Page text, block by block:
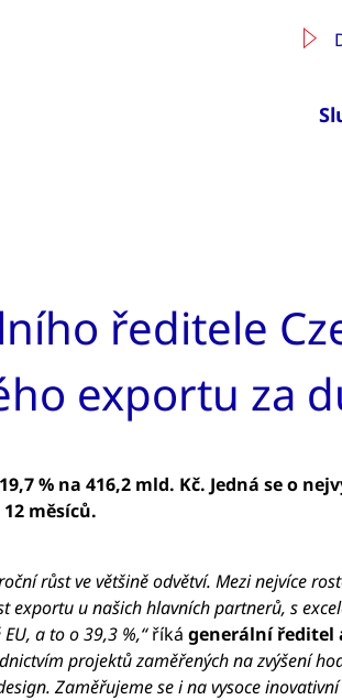
ředitele
exportu za
% na 416,2 mld. Kč. Jedná se o
měsíců.
růst ve většině odvětví. Mezi nejvíce
exportu u našich hlavních partnerů, s
a to o 39,3 %,“říká generální ředitel
projektů zaměřených na zvýšení
Zaměřujeme se i na vysoce